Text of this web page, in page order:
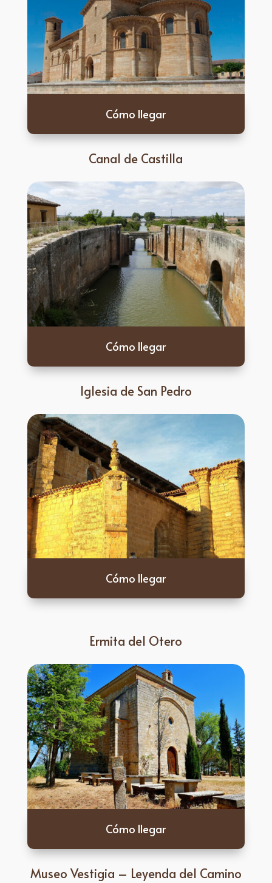
Cómo llegar
Canal de Castilla
Cómo llegar
Iglesia de San Pedro
Cómo llegar
Ermita del Otero
Cómo llegar
Museo Vestigia – Leyenda del Camino